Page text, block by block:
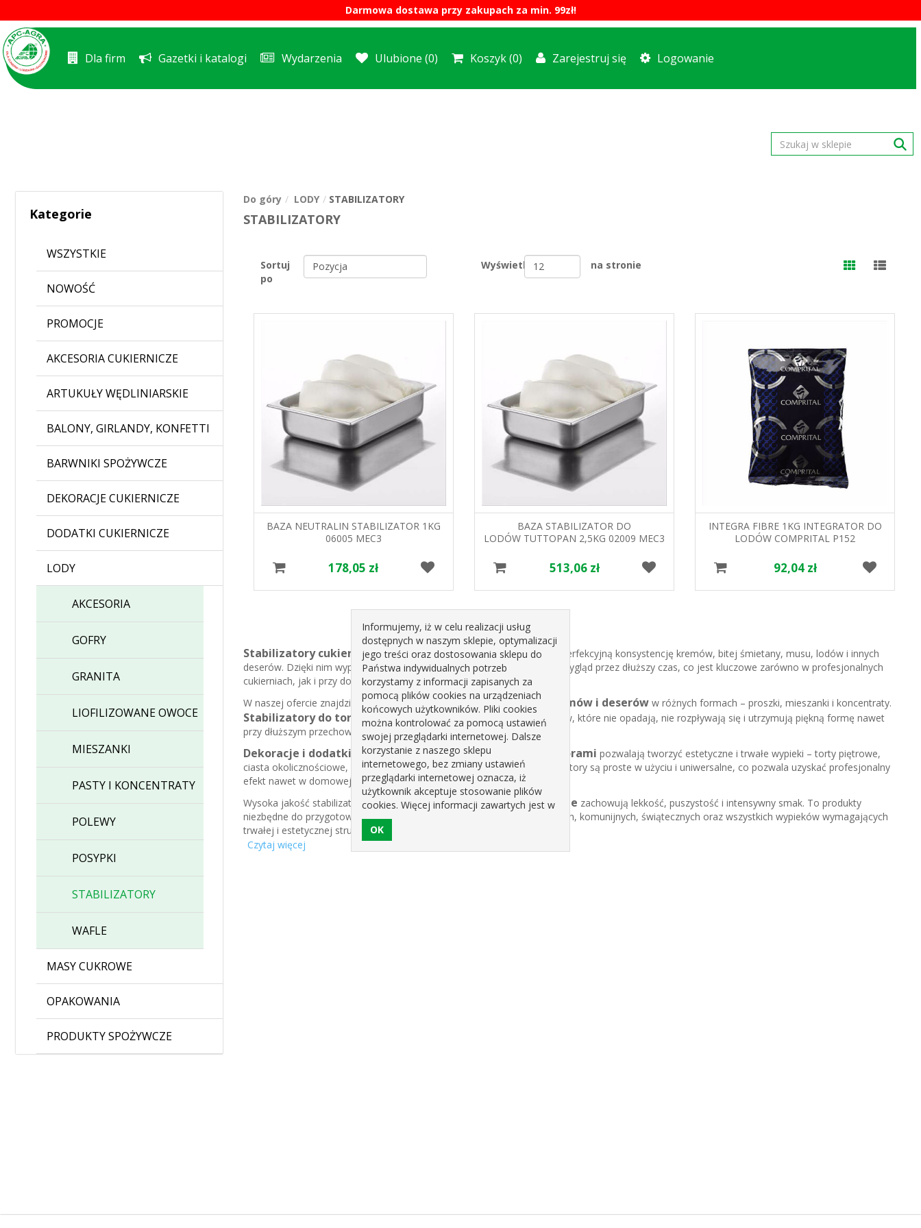
Darmowa dostawa przy zakupach za min. 99zł!
Dla firm Gazetki i katalogi Wydarzenia Ulubione (0) Koszyk (0) Zarejestruj się Logowanie
Kategorie
WSZYSTKIE
NOWOŚĆ
PROMOCJE
AKCESORIA CUKIERNICZE
ARTUKUŁY WĘDLINIARSKIE
BALONY, GIRLANDY, KONFETTI
BARWNIKI SPOŻYWCZE
DEKORACJE CUKIERNICZE
DODATKI CUKIERNICZE
LODY
AKCESORIA
GOFRY
GRANITA
LIOFILIZOWANE OWOCE
MIESZANKI
PASTY I KONCENTRATY
POLEWY
POSYPKI
STABILIZATORY
WAFLE
MASY CUKROWE
OPAKOWANIA
PRODUKTY SPOŻYWCZE
Do góry LODY STABILIZATORY
STABILIZATORY
Sortuj
po
Wyświetl na stronie
BAZA NEUTRALIN STABILIZATOR 1KG
06005 MEC3
178,05 zł
BAZA STABILIZATOR DO
LODÓW TUTTOPAN 2,5KG 02009 MEC3
513,06 zł
INTEGRA FIBRE 1KG INTEGRATOR DO
LODÓW COMPRITAL P152
92,04 zł
Stabilizatory cukierniczeto niezbędne dodatki, które zapewniają perfekcyjną konsystencję kremów, bitej śmietany, musu, lodów i innych
deserów. Dzięki nim wypieki zachowują trwałość, strukturę i estetyczny wygląd przez dłuższy czas, co jest kluczowe zarówno w profesjonalnych
cukierniach, jak i przy domowym przygotowywaniu tortów i deserów.
W naszej ofercie znajdzieszstabilizatory do bitej śmietany, kremów i deseróww różnych formach – proszki, mieszanki i koncentraty.
Stabilizatory do tortów i ciast umożliwiają przygotowanie kremów, które nie opadają, nie rozpływają się i utrzymują piękną formę nawet
przy dłuższym przechowywaniu czy transporcie.
Dekoracje i dodatki cukiernicze w połączeniu ze stabilizatorami pozwalają tworzyć estetyczne i trwałe wypieki – torty piętrowe,
ciasta okolicznościowe, deserki w pucharkach, lody i semifreddo. Stabilizatory są proste w użyciu i uniwersalne, co pozwala uzyskać profesjonalny
efekt nawet w domowej kuchni.
Wysoka jakość stabilizatorów sprawia, że kremy i desery cukiernicze zachowują lekkość, puszystość i intensywny smak. To produkty
niezbędne do przygotowania eleganckich tortów weselnych, urodzinowych, komunijnych, świątecznych oraz wszystkich wypieków wymagających
trwałej i estetycznej struktury.
Wybierającstabilizatory cukiernicze w sklepie internetowym, zyskujesz wysokiej jakości produkty, które pozwalają tworzyć trwałe,
Czytaj więcej
Informujemy, iż w celu realizacji usług
dostępnych w naszym sklepie, optymalizacji
jego treści oraz dostosowania sklepu do
Państwa indywidualnych potrzeb
korzystamy z informacji zapisanych za
pomocą plików cookies na urządzeniach
końcowych użytkowników. Pliki cookies
można kontrolować za pomocą ustawień
swojej przeglądarki internetowej. Dalsze
korzystanie z naszego sklepu
internetowego, bez zmiany ustawień
przeglądarki internetowej oznacza, iż
użytkownik akceptuje stosowanie plików
cookies. Więcej informacji zawartych jest w
polityce prywatności sklepu.